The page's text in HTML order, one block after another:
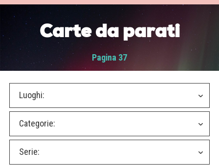
Carte da parati
Pagina 37
Luoghi:
Categorie:
Serie: